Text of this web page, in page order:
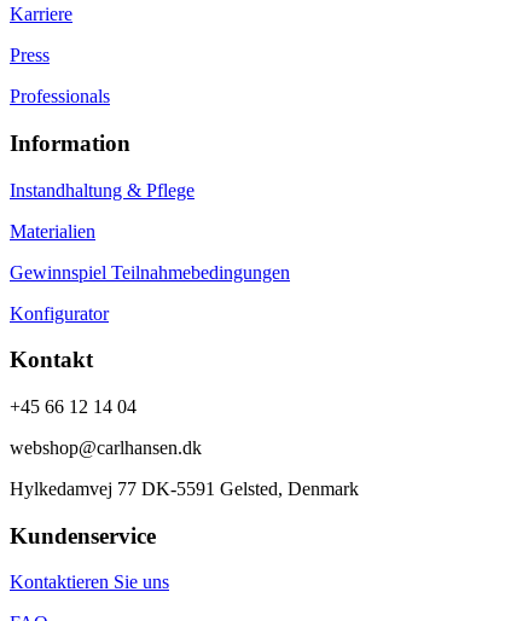
Karriere
Press
Professionals
Information
Instandhaltung & Pflege
Materialien
Gewinnspiel Teilnahmebedingungen
Konfigurator
Kontakt
+45 66 12 14 04
webshop@carlhansen.dk
Hylkedamvej 77 DK-5591 Gelsted, Denmark
Kundenservice
Kontaktieren Sie uns